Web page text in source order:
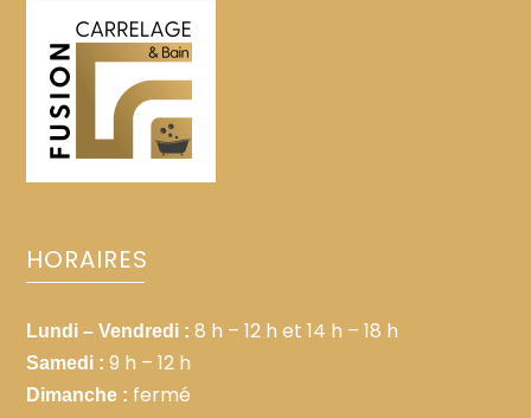
HORAIRES
Lundi – Vendredi : 8 h – 12 h et 14 h – 18 h
Samedi : 9 h – 12 h
Dimanche : fermé